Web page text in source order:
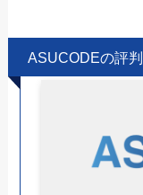
ASUCODEの評判